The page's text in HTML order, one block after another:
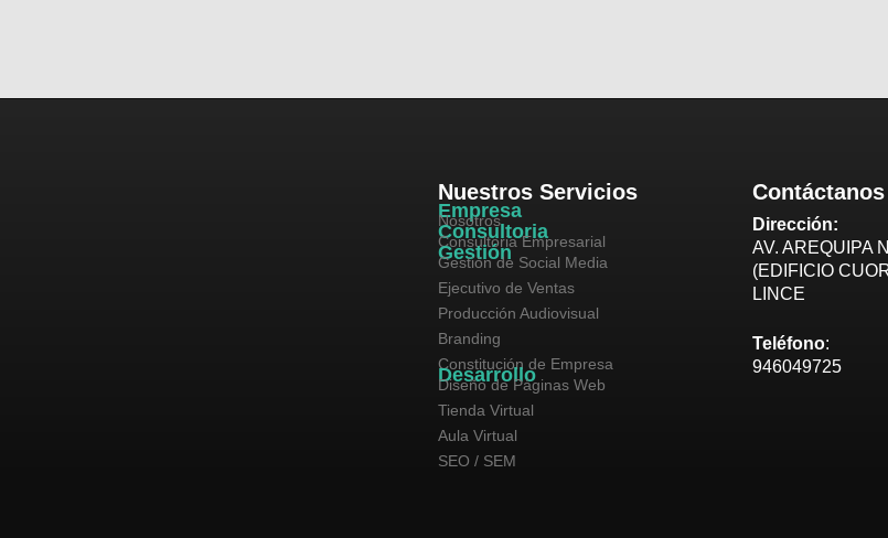
Nuestros Servicios
Empresa
Nosotros
Consultoria
Consultoria Empresarial
Gestión
Gestión de Social Media
Ejecutivo de Ventas
Producción Audiovisual
Branding
Constitución de Empresa
Desarrollo
Diseño de Páginas Web
Tienda Virtual
Aula Virtual
SEO / SEM
Contáctanos
Dirección:
AV. AREQUIPA
(EDIFICIO
LINCE
Teléfono:
946049725